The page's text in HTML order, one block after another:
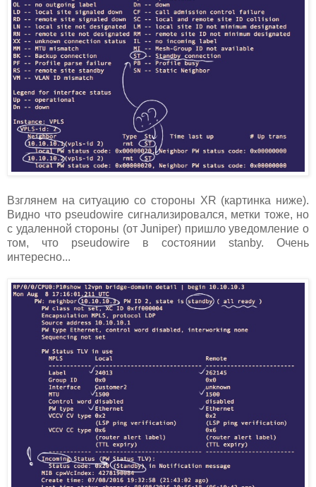
Взглянем на ситуацию со стороны XR (картинка ниже).
Видно что pseudowire сигнализировался, метки тоже, но
с удаленной стороны (от Juniper) пришло уведомление о
том, что pseudowire в состоянии stanby. Очень
интересно...